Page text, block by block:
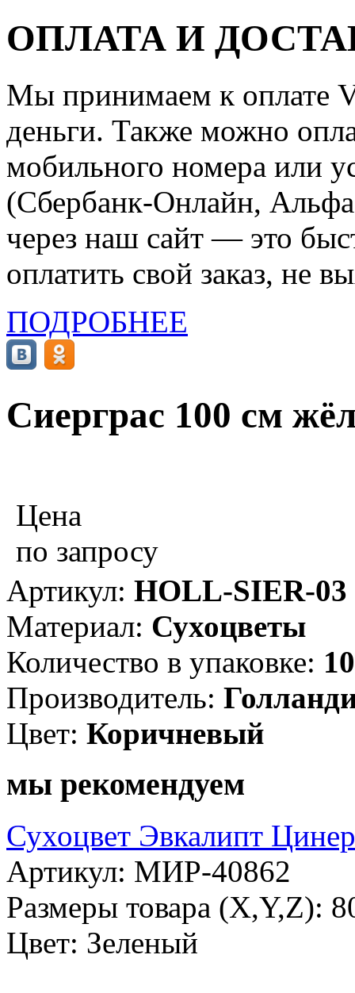
ОПЛАТА И
Мы принимаем к оплате
деньги. Также можно
мобильного номера или
(Сбербанк-Онлайн,
через наш сайт — это
оплатить свой заказ, не
ПОДРОБНЕЕ
Сиерграс 100 см
Цена
по запросу
Артикул: HOLL-SIER-03
Материал: Сухоцветы
Количество в упаковке: 10
Производитель:
Цвет: Коричневый
мы рекомендуем
Сухоцвет Эвкалипт
Артикул: МИР-40862
Размеры товара (X,Y,Z):
Цвет: Зеленый